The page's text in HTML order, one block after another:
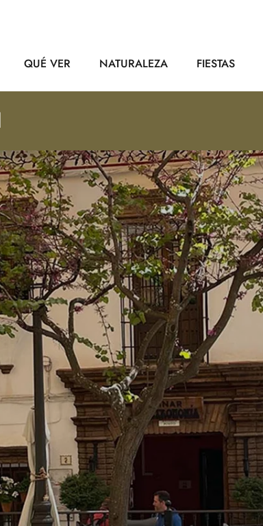
QUÉ VER NATURALEZA FIESTAS